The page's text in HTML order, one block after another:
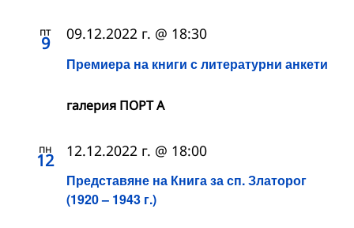
пт
9
Премиера на книги с литературни анкети
09.12.2022 г. @ 18:30
галерия ПОРТ А
пн
12
Представяне на Книга за сп. Златорог
(1920 – 1943 г.)
12.12.2022 г. @ 18:00